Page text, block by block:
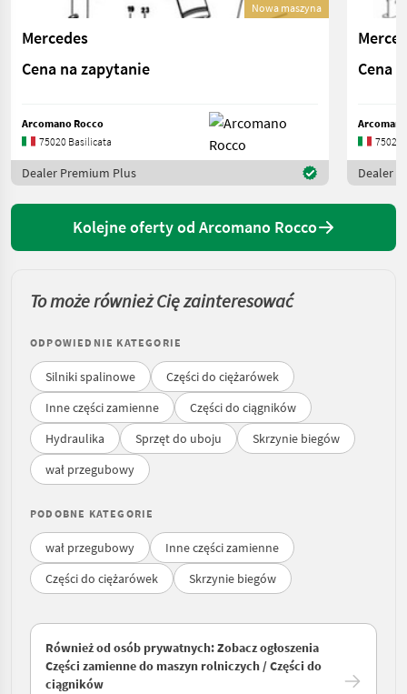
Nowa maszyna
Mercedes
Cena na zapytanie
Arcomano Rocco
75020 Basilicata
Dealer Premium Plus
Cena
75020
Dealer
Kolejne oferty od Arcomano Rocco
To może również Cię zainteresować
ODPOWIEDNIE KATEGORIE
Silniki spalinowe
Części do ciężarówek
Inne części zamienne
Części do ciągników
Hydraulika
Sprzęt do uboju
Skrzynie biegów
wał przegubowy
PODOBNE KATEGORIE
wał przegubowy
Inne części zamienne
Części do ciężarówek
Skrzynie biegów
Również od osób prywatnych: Zobacz ogłoszenia
Części zamienne do maszyn rolniczych / Części do
ciągników